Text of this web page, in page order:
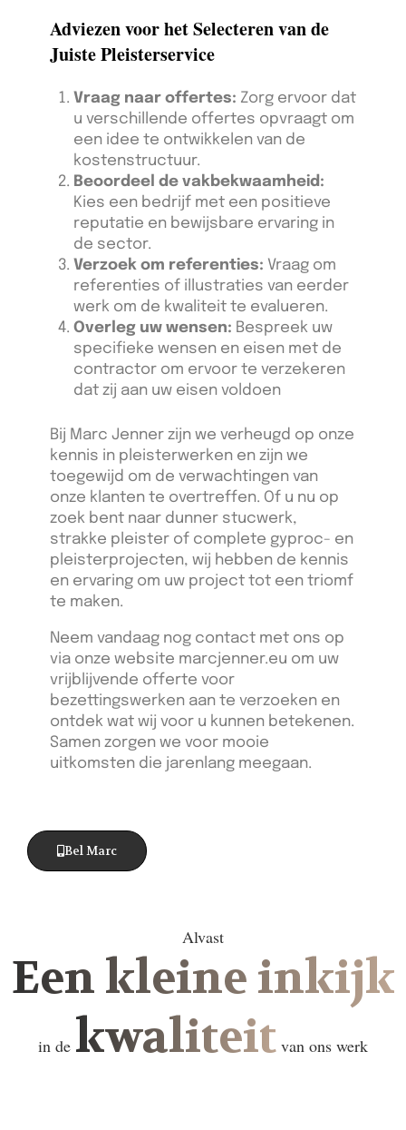
Adviezen voor het Selecteren van de
Juiste Pleisterservice
Vraag naar offertes: Zorg ervoor dat
u verschillende offertes opvraagt om
een idee te ontwikkelen van de
kostenstructuur.
Beoordeel de vakbekwaamheid:
Kies een bedrijf met een positieve
reputatie en bewijsbare ervaring in
de sector.
Verzoek om referenties: Vraag om
referenties of illustraties van eerder
werk om de kwaliteit te evalueren.
Overleg uw wensen: Bespreek uw
specifieke wensen en eisen met de
contractor om ervoor te verzekeren
dat zij aan uw eisen voldoen
Bij Marc Jenner zijn we verheugd op onze
kennis in pleisterwerken en zijn we
toegewijd om de verwachtingen van
onze klanten te overtreffen. Of u nu op
zoek bent naar dunner stucwerk,
strakke pleister of complete gyproc- en
pleisterprojecten, wij hebben de kennis
en ervaring om uw project tot een triomf
te maken.
Neem vandaag nog contact met ons op
via onze website marcjenner.eu om uw
vrijblijvende offerte voor
bezettingswerken aan te verzoeken en
ontdek wat wij voor u kunnen betekenen.
Samen zorgen we voor mooie
uitkomsten die jarenlang meegaan.
Bel Marc
Alvast
Een kleine inkijk
in de kwaliteit van ons werk